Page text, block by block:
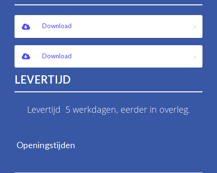
Download
Download
LEVERTIJD
Levertijd 5 werkdagen, eerder in overleg.
Openingstijden